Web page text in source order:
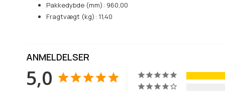
Pakkedybde (mm): 960,00
Fragtvægt (kg): 11,40
ANMELDELSER
5,0